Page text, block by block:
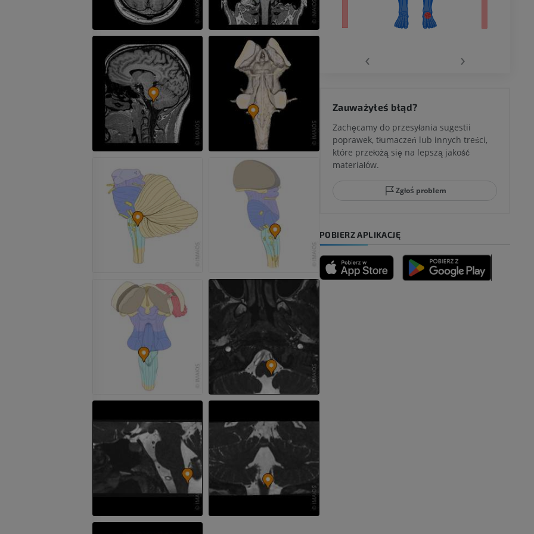
RTG kończyny górnej
Arteriografia kończyny
PREMIUM
Obraz MRI stawu
kolanowego
PREMIUM
Artrografia TK kolana
Artrogram TK
RM przodostopia
Obraz CTA kończyny dolnej
TK
PREMIUM
ZA DARMO
Arteriografia kończyny
dolnej
Angiografia
‹ ›
Zauważyłeś błąd?
Zachęcamy do przesyłania sugestii
poprawek, tłumaczeń lub innych treści,
które przełożą się na lepszą jakość
materiałów.
Zgłoś problem
POBIERZ APLIKACJĘ